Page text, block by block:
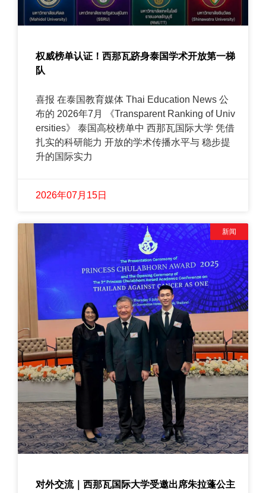
权威榜单认证！西那瓦跻身泰国学术开放第一梯
队
喜报 在泰国教育媒体 Thai Education News 公
布的 2026年7月 《Transparent Ranking of Univ
ersities》 泰国高校榜单中 西那瓦国际大学 凭借
扎实的科研能力 开放的学术传播水平与 稳步提
升的国际实力
2026年07月15日
新闻
对外交流｜西那瓦国际大学受邀出席朱拉蓬公主